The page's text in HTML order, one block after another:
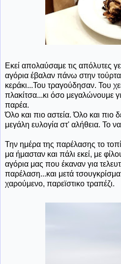
Εκεί απολαύσαμε τις απόλυτες
αγόρια έβαλαν πάνω στην
κεράκι...Του τραγούδησαν. Του
πλακίτσα...κι όσο μεγαλώνουμε
παρέα.
Όλο και πιο αστεία. Όλο και πιο
μεγάλη ευλογία στ' αλήθεια. Το
Την ημέρα της παρέλασης το
μα ήμασταν και πάλι εκεί, με
αγόρια μας που έκαναν για
παρέλαση...και μετά
χαρούμενο, παρεϊστικο τραπέζι.